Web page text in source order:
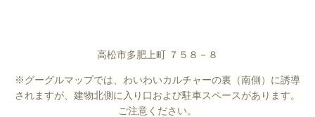
高松市多肥上町 ７５８－８
※グーグルマップでは、わいわいカルチャーの裏（南側）に誘導
されますが、建物北側に入り口および駐車スペースがあります。
ご注意ください。